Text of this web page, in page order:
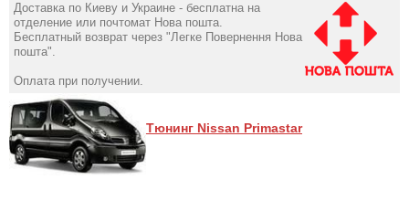
Доставка по Киеву и Украине - бесплатна на
отделение или почтомат Нова пошта.
Бесплатный возврат через "Легке Повернення Нова
пошта".
Оплата при получении.
Тюнинг Nissan Primastar